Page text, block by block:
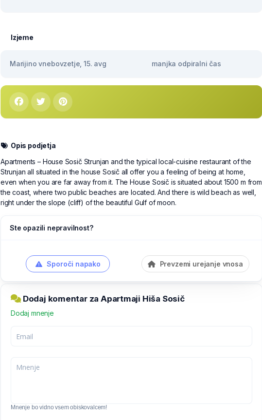
Izjeme
Marijino vnebovzetje, 15. avg manjka odpiralni čas
Opis podjetja
Apartments – House Sosič Strunjan and the typical local-cuisine restaurant of the
Strunjan all situated in the house Sosič all offer you a feeling of being at home,
even when you are far away from it. The House Sosič is situated about 1500 m from
the coast, where two public beaches are located. And there is wild beach as well,
right under the slope (cliff) of the beautiful Gulf of moon.
Ste opazili nepravilnost?
Sporoči napako Prevzemi urejanje vnosa
Dodaj komentar za Apartmaji Hiša Sosič
Dodaj mnenje
Mnenje bo vidno vsem obiskovalcem!